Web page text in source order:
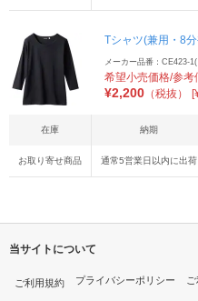
Tシャツ(兼用・8
メーカー品番：CE423-
希望小売価格/参考
¥2,200 （税抜）
在庫 納期
お取り寄せ商品 通常5営業日以内に出荷
当サイトについて
ご利用規約 プライバシーポリシー